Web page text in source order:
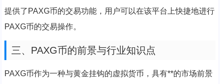
提供了PAXG币的交易功能，用户可以在该平台上快捷地进行
PAXG币的交易操作。
三、PAXG币的前景与行业知识点
PAXG币作为一种与黄金挂钩的虚拟货币，具有**的市场前景